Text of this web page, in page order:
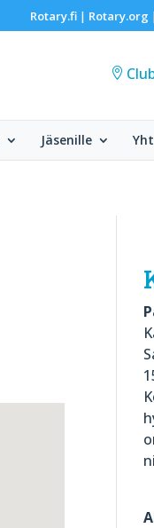
Rotary.fi| Rotary.org
Jäsenille